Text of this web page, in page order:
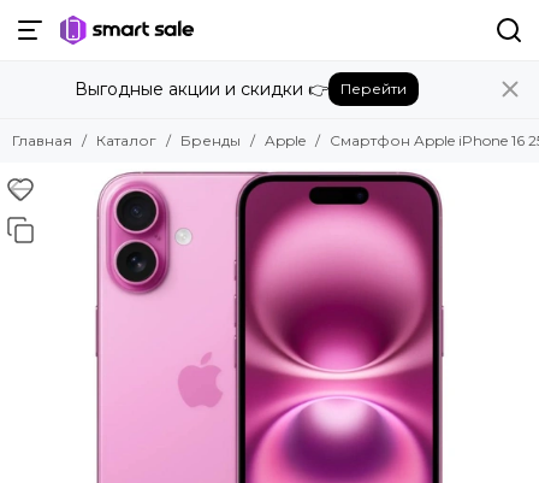
Назад
Бренды
Amazon
Apple
Bose
Выгодные акции и скидки 👉 Перейти
Главная Каталог Бренды Apple Смартфон Apple iPhone 16